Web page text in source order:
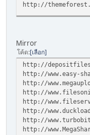
http://
Mirror
โค้ด เลือก
http://
http://www.easy-
http://
http://
http://
http://
http://
http://